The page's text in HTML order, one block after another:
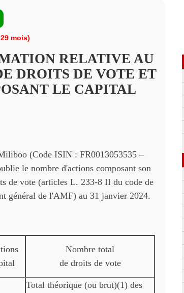
mois)
RELATIVE AU
DROITS DE VOTE ET
LE CAPITAL
(Code ISIN : FR0013053535 –
le nombre d'actions composant son
de vote (articles L. 233-8 II du code de
général de l'AMF) au 31 janvier 2024.
Nombre total
de droits de vote
Total théorique (ou brut)(1) des